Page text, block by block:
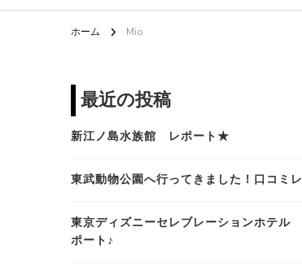
ホーム Mio
最近の投稿
新江ノ島水族館 レポート★
東武動物公園へ行ってきました！口コミ
東京ディズニーセレブレーションホテル
ポート♪